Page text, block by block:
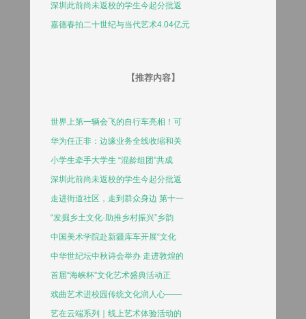
深圳此前尚未返校的学生今起分批返
嘉德春拍二十世纪与当代艺术4.04亿元
【推荐内容】
世界上第一辆会飞的自行车亮相！可
华为任正非：边缘业务全线收缩和关
小学生牵手大学生 “混龄组团”共成
深圳此前尚未返校的学生今起分批返
走进街道社区，走到群众身边 第十一
“发掘乡土文化·助推乡村振兴”乡韵
中国美术学院赴新疆库车开展“文化
中华世纪坛中秋诗会举办 走进敦煌的
首届“海峡杯”文化艺术盛典活动正
戏曲艺术进校园传统文化润人心——
艺在云端系列｜线上艺术体验活动的